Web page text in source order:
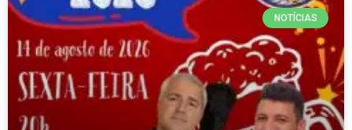
NOTÍCIAS